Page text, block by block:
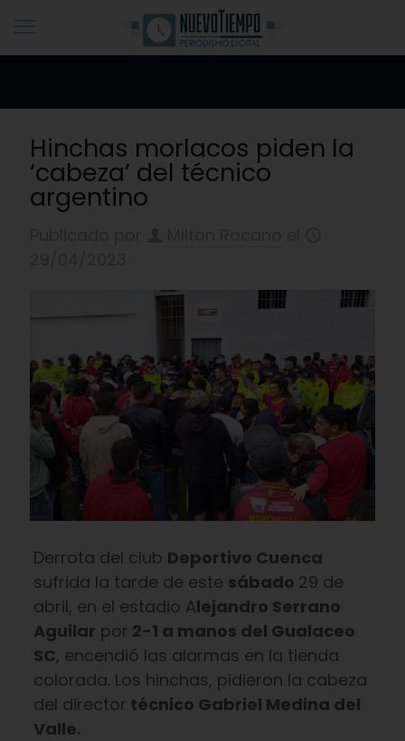
Hinchas morlacos piden la
‘cabeza’ del técnico
argentino
Derrota del club Deportivo Cuenca
sufrida la tarde de este sábado 29 de
abril, en el estadio Alejandro Serrano
Aguilar por 2-1 a manos del Gualaceo
SC, encendió las alarmas en la tienda
colorada. Los hinchas, pidieron la cabeza
del director técnico Gabriel Medina del
Valle.